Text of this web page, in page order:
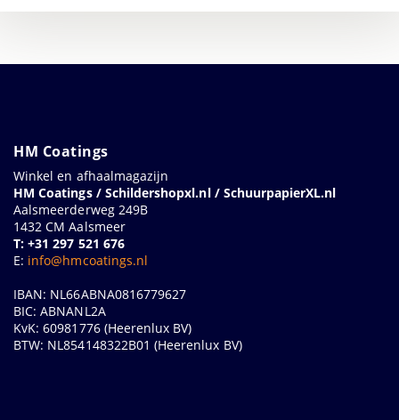
HM Coatings
Winkel en afhaalmagazijn
HM Coatings / Schildershopxl.nl / SchuurpapierXL.nl
Aalsmeerderweg 249B
1432 CM Aalsmeer
T: +31 297 521 676
E: info@hmcoatings.nl
IBAN: NL66ABNA0816779627
BIC: ABNANL2A
KvK: 60981776 (Heerenlux BV)
BTW: NL854148322B01 (Heerenlux BV)